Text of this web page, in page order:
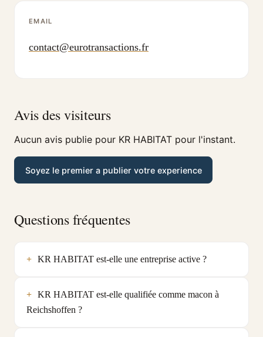
EMAIL
contact@eurotransactions.fr
Avis des visiteurs
Aucun avis publie pour KR HABITAT pour l'instant.
Soyez le premier a publier votre experience
Questions fréquentes
KR HABITAT est-elle une entreprise active ?
KR HABITAT est-elle qualifiée comme macon à
Reichshoffen ?